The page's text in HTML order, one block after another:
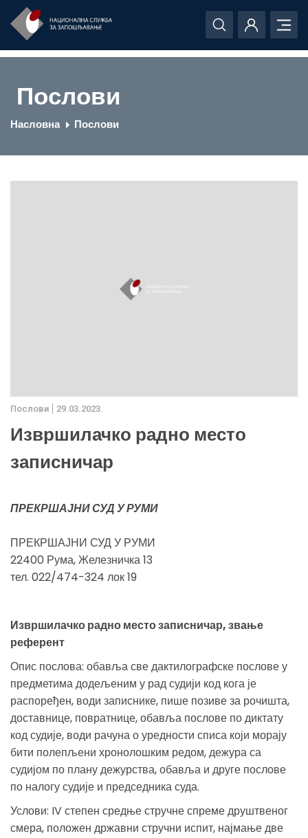
Послови
Насловна Послови
Послови 29.03.2023.
Извршилачко радно место
записничар
ПРЕКРШАЈНИ СУД У РУМИ
ПРЕКРШАЈНИ СУД У РУМИ
22400 Рума, Железничка 13
тел. 022/474-324 лок 19
Извршилачко радно место записничар, звање
референт
Опис послова: обавља све дактилографске послове у
предметима додељеним у рад судији код кога је
распоређен, води записнике, пише позиве за рочишта,
доставнице, повратнице, обавља послове по диктату
код судије, води рачуна о уредности списа који морају
бити полепљени хронолошким редом, дежура са
судијом по плану дежурства, обавља и друге послове
по налогу судије и председника суда.
Услови: IV степен средње стручне спреме друштвеног
смера, положен државни стручни испит, најмање две